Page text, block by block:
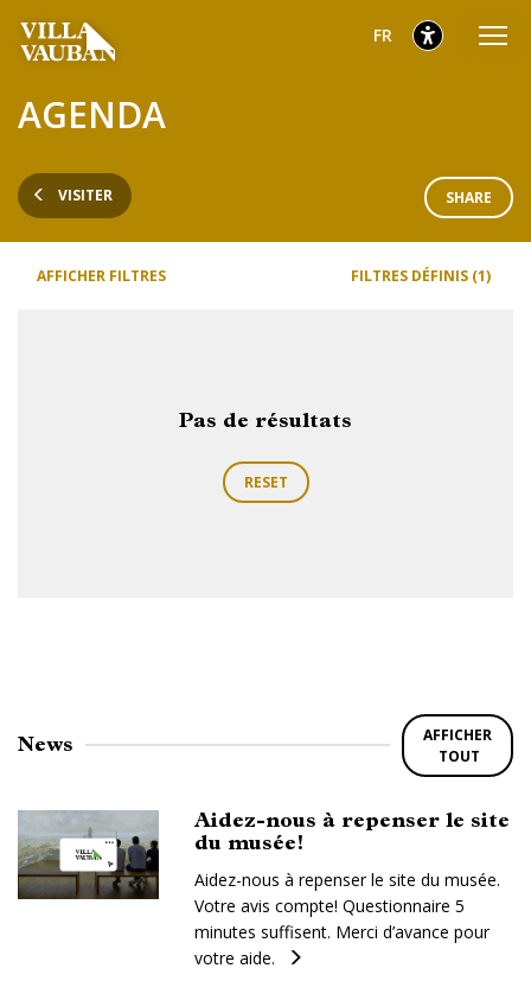
Aller
au
principal
Aller
au
Aller
au
de
sélectionnés
Français
FR
VISITER
AGENDA
SHARE
AFFICHER FILTRES FILTRES DÉFINIS (1)
Pas de résultats
RESET
News
AFFICHER
TOUT
Aidez-nous à repenser le site
du musée!
Aidez-nous à repenser le site du musée.
Votre avis compte! Questionnaire 5
minutes suffisent. Merci d’avance pour
votre aide.